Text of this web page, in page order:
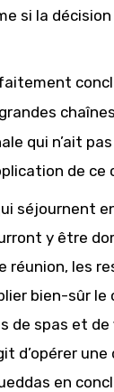
si la
qui n’ait
de ce
séjournent
y être
réunion, les
bien-sûr
de spas et
d’opérer
en